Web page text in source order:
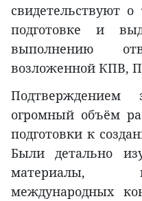
свидетельствуют
подготовке и
выполнению
возложенной КПВ,
огромный объём
подготовки к
Были детально
материалы,
международных